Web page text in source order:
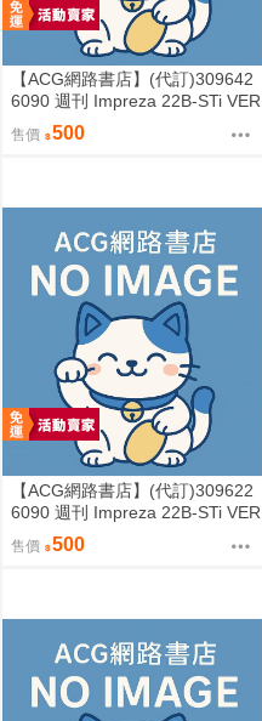
【ACG網路書店】(代訂)309642
6090 週刊 Impreza 22B-STi VER
SION をつくる (6)
售價 500
【ACG網路書店】(代訂)309622
6090 週刊 Impreza 22B-STi VER
SION をつくる (4)
售價 500